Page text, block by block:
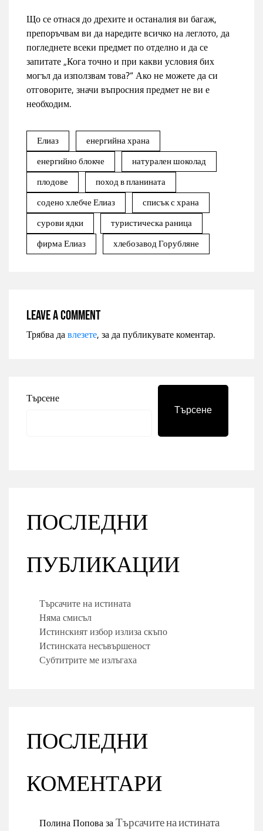
Що се отнася до дрехите и останалия ви багаж,
препоръчвам ви да наредите всичко на леглото, да
погледнете всеки предмет по отделно и да се
запитате „Кога точно и при какви условия бих
могъл да използвам това?“ Ако не можете да си
отговорите, значи въпросния предмет не ви е
необходим.
Елиаз
енергийна храна
енергийно блокче
натурален шоколад
плодове
поход в планината
содено хлебче Елиаз
списък с храна
сурови ядки
туристическа раница
фирма Елиаз
хлебозавод Горубляне
Leave a comment
Трябва давлезете, за да публикувате коментар.
Търсене
Търсене
ПОСЛЕДНИ
ПУБЛИКАЦИИ
Търсачите на истината
Няма смисъл
Истинският избор излиза скъпо
Истинската несъвършеност
Субтитрите ме излъгаха
ПОСЛЕДНИ
КОМЕНТАРИ
Полина ПоповазаТърсачите на истината